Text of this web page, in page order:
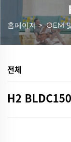
홈페이지>OEM
전체
H2